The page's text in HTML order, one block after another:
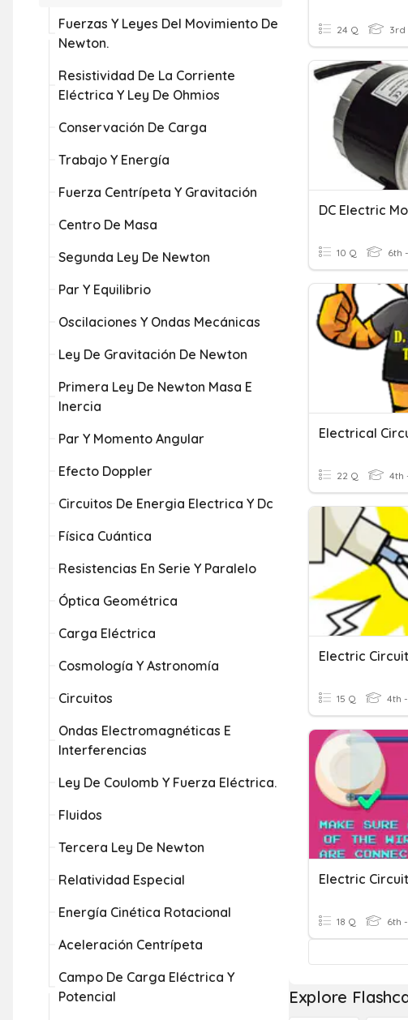
Fuerzas Y Leyes Del Movimiento De
Newton.
Resistividad De La Corriente
Eléctrica Y Ley De Ohmios
Conservación De Carga
Trabajo Y Energía
Fuerza Centrípeta Y Gravitación
Centro De Masa
Segunda Ley De Newton
Par Y Equilibrio
Oscilaciones Y Ondas Mecánicas
Ley De Gravitación De Newton
Primera Ley De Newton Masa E
Inercia
Par Y Momento Angular
Efecto Doppler
Circuitos De Energia Electrica Y Dc
Física Cuántica
Resistencias En Serie Y Paralelo
Óptica Geométrica
Carga Eléctrica
Cosmología Y Astronomía
Circuitos
Ondas Electromagnéticas E
Interferencias
Ley De Coulomb Y Fuerza Eléctrica.
Fluidos
Tercera Ley De Newton
Relatividad Especial
Energía Cinética Rotacional
Aceleración Centrípeta
Campo De Carga Eléctrica Y
Potencial
24 Q 3rd
DC Electric
10 Q 6th
Electrical
22 Q 4th
Electric
15 Q 4th
Electric
18 Q 6th
Explore